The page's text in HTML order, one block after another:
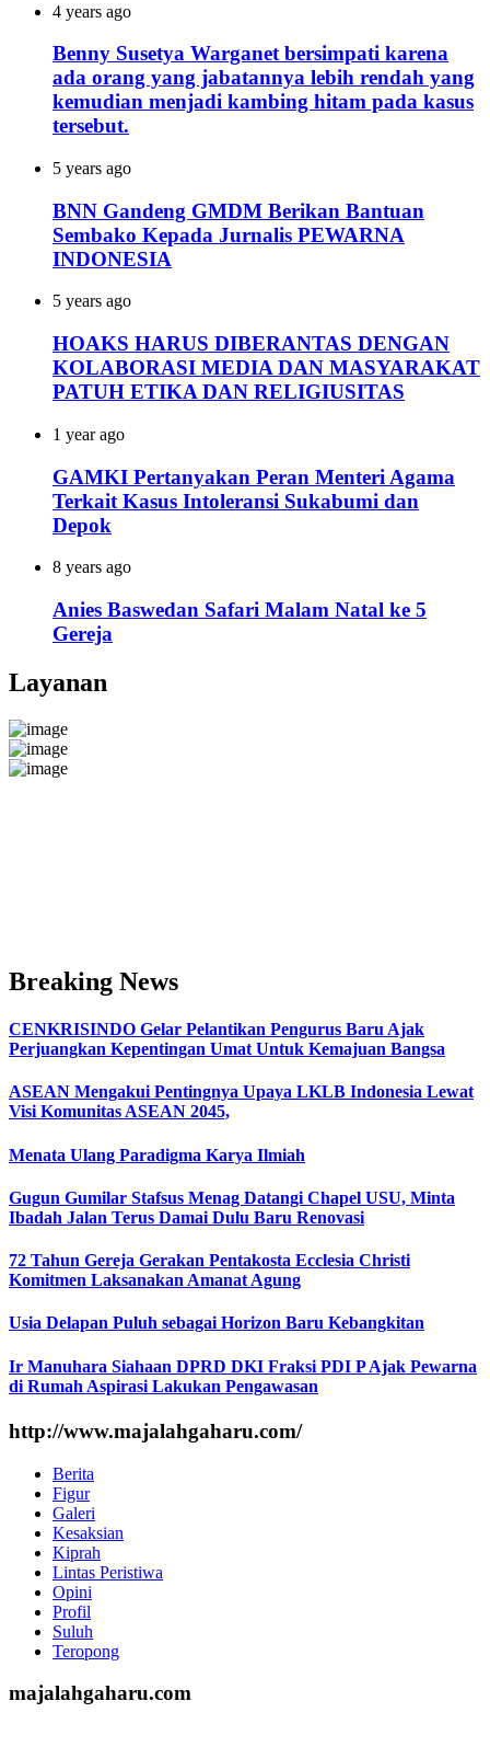
4 years ago
Benny Susetya Warganet bersimpati karena
ada orang yang jabatannya lebih rendah yang
kemudian menjadi kambing hitam pada kasus
tersebut.
5 years ago
BNN Gandeng GMDM Berikan Bantuan
Sembako Kepada Jurnalis PEWARNA
INDONESIA
5 years ago
HOAKS HARUS DIBERANTAS DENGAN
KOLABORASI MEDIA DAN MASYARAKAT
PATUH ETIKA DAN RELIGIUSITAS
1 year ago
GAMKI Pertanyakan Peran Menteri Agama
Terkait Kasus Intoleransi Sukabumi dan
Depok
8 years ago
Anies Baswedan Safari Malam Natal ke 5
Gereja
Layanan
Breaking News
CENKRISINDO Gelar Pelantikan Pengurus Baru Ajak
Perjuangkan Kepentingan Umat Untuk Kemajuan Bangsa
ASEAN Mengakui Pentingnya Upaya LKLB Indonesia Lewat
Visi Komunitas ASEAN 2045,
Menata Ulang Paradigma Karya Ilmiah
Gugun Gumilar Stafsus Menag Datangi Chapel USU, Minta
Ibadah Jalan Terus Damai Dulu Baru Renovasi
72 Tahun Gereja Gerakan Pentakosta Ecclesia Christi
Komitmen Laksanakan Amanat Agung
Usia Delapan Puluh sebagai Horizon Baru Kebangkitan
Ir Manuhara Siahaan DPRD DKI Fraksi PDI P Ajak Pewarna
di Rumah Aspirasi Lakukan Pengawasan
http://www.majalahgaharu.com/
Berita
Figur
Galeri
Kesaksian
Kiprah
Lintas Peristiwa
Opini
Profil
Suluh
Teropong
majalahgaharu.com